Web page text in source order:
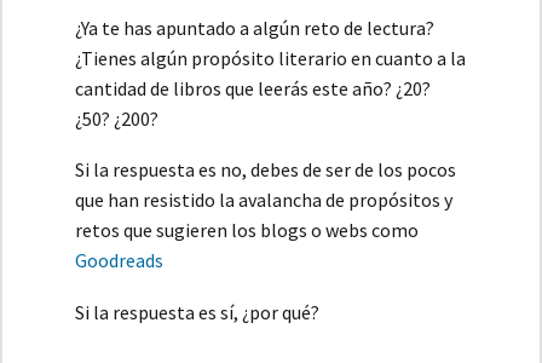
¿Ya te has apuntado a algún reto de lectura?
¿Tienes algún propósito literario en cuanto a la
cantidad de libros que leerás este año? ¿20?
¿50? ¿200?
Si la respuesta es no, debes de ser de los pocos
que han resistido la avalancha de propósitos y
retos que sugieren los blogs o webs como
Goodreads
Si la respuesta es sí, ¿por qué?